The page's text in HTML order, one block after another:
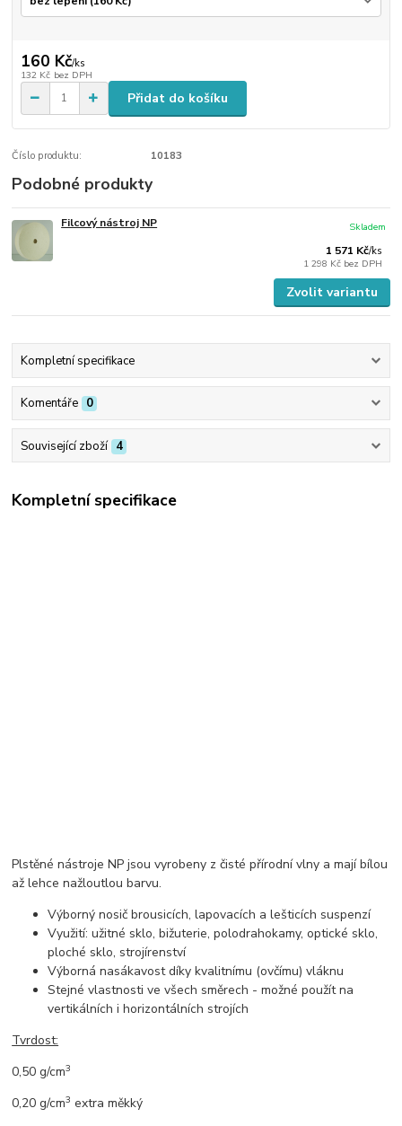
160 Kč/ks
132 Kč bez DPH
Přidat do košíku
Číslo produktu: 10183
Podobné produkty
Filcový nástroj NP
1 571 Kč/ks
1 298 Kč bez DPH
Skladem
Zvolit variantu
Kompletní specifikace
Komentáře 0
Související zboží 4
Kompletní specifikace
Plstěné nástroje NP jsou vyrobeny z čisté přírodní vlny a mají bílou
až lehce nažloutlou barvu.
Výborný nosič brousicích, lapovacích a lešticích suspenzí
Využití: užitné sklo, bižuterie, polodrahokamy, optické sklo,
ploché sklo, strojírenství
Výborná nasákavost díky kvalitnímu (ovčímu) vláknu
Stejné vlastnosti ve všech směrech - možné použít na
vertikálních i horizontálních strojích
Tvrdost:
0,50 g/cm3
0,20 g/cm3 extra měkký